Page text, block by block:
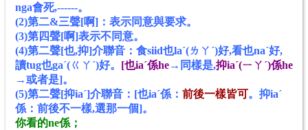
nga會死,------。
(2)第二&三聲[啊]：表示同意與要求。
(3)第四聲[啊]表示不同意。
(4)第二聲[也,抑]介聯音：食siid也laˊ(ㄌㄚ ˊ)好,看也naˊ好,
讀tug也gaˊ(ㄍㄚ ˊ)好。 [也iaˊ係he→同樣是,抑iaˊ(ㄧㄚˊ)係he
→或者是]。
(5)第二聲[抑iaˊ]介聯音：[也iaˊ係 ： 前後一樣皆可。 抑iaˊ
係 ： 前後不一樣,選那一個]。
你看的ne係；